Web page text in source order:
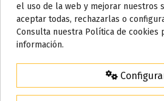
AÑADIR NICOKIT
Detalles del producto
AVISO
Nos tomamos
15% de
el uso de la web y mejorar nuestros
aceptar todas, rechazarlas o
Consulta nuestra Política de cookies
información.